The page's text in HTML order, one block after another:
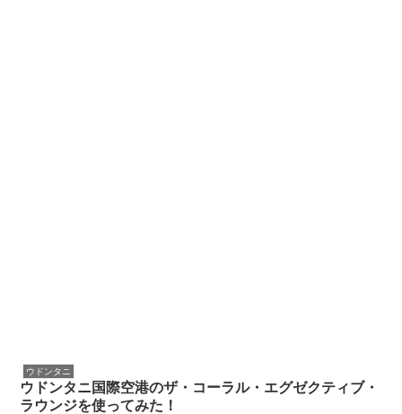
ウドンタニ
ウドンタニ国際空港のザ・コーラル・エグゼクティブ・
ラウンジを使ってみた！